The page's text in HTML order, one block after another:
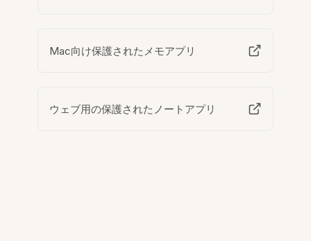
Mac向け保護されたメモアプリ
ウェブ用の保護されたノートアプリ